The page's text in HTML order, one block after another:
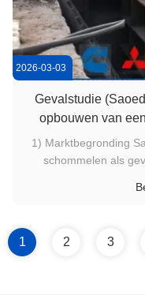
2026-03-03
Gevalstudie
opbouwen van
routine
1) Marktbegronding
schommelen als
goederen presteren
1 2 3